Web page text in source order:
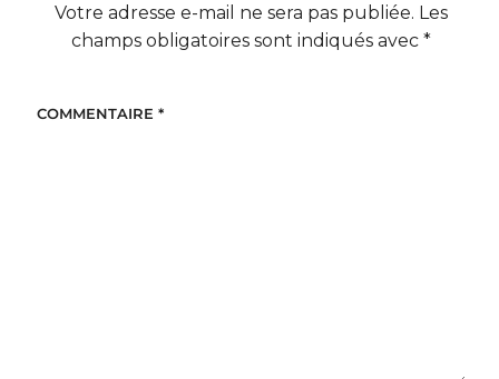
Votre adresse e-mail ne sera pas publiée. Les
champs obligatoires sont indiqués avec *
COMMENTAIRE *